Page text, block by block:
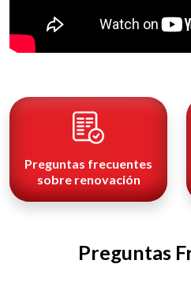
Preguntas frecuentes
sobre renovación
Preguntas